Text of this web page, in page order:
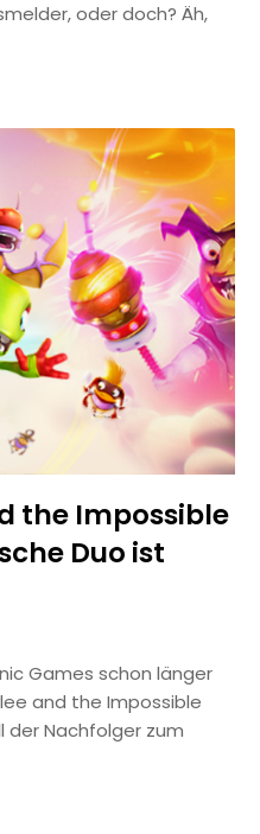
oder doch? Äh,
the Impossible
Duo ist
Games schon länger
and the Impossible
der Nachfolger zum